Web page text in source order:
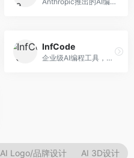
InfCode
企业级AI编程工具，专注于团队协作开发。面向企业开发团队，提供代码生成、代码审查、团队协作等服务，企业级功能完善。
AI Logo/品牌设计 AI 3D设计